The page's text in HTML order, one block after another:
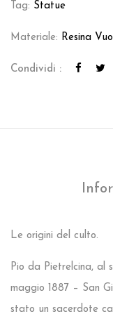
Tag: Statue
Materiale: Resina
Condividi :
Le origini del culto.
Pio da Pietrelcina, al
maggio 1887 – San
stato un sacerdote